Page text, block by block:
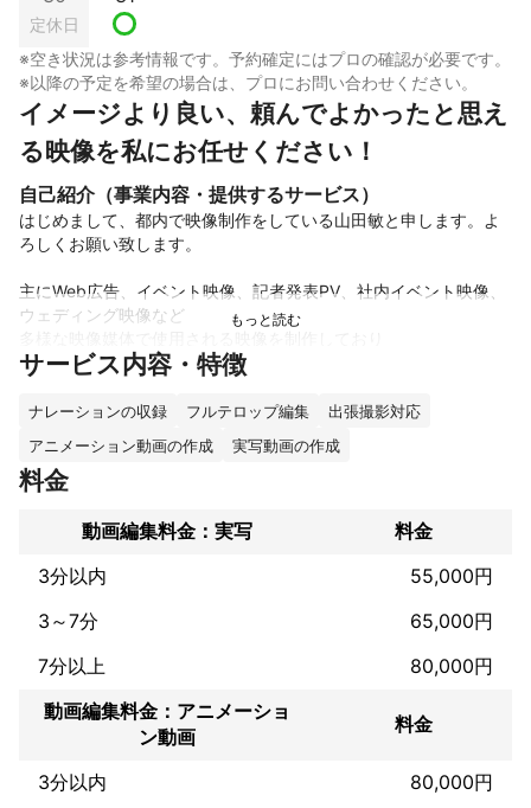
定休日
※空き状況は参考情報です。予約確定にはプロの確認が必要です。
※以降の予定を希望の場合は、プロにお問い合わせください。
イメージより良い、頼んでよかったと思え
る映像を私にお任せください！
自己紹介（事業内容・提供するサービス）
はじめまして、都内で映像制作をしている山田敏と申します。よ
ろしくお願い致します。
主にWeb広告、イベント映像、記者発表PV、社内イベント映像、
ウェディング映像など
あらゆるシチュエーションごとのPR方法、演出プランのご相談や
それらの経験からご要望に添える、提案できる映像制作をしてお
より良いものを作り喜び、そして感動を生み出す映像制作のご協
力をさせていただけるよう
サービス内容・特徴
ナレーションの収録 フルテロップ編集
出張撮影対応
アニメーション動画の作成
実写動画の作成
料金
動画編集料金：実写
料金
3分以内
55,000円
3～7分
65,000円
7分以上
80,000円
動画編集料金：アニメーショ
ン動画
料金
3分以内
80,000円